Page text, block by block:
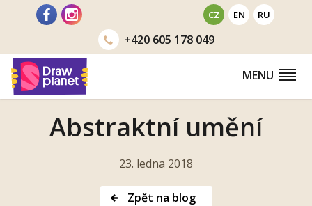
CZ EN RU
+420605 178 049
MENU
Abstraktní umění
23. ledna 2018
Zpět na blog